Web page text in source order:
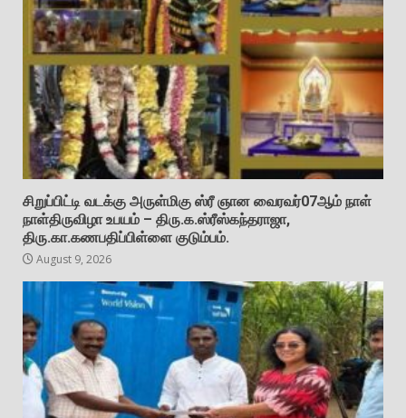
சிறுப்பிட்டி வடக்கு அருள்மிகு ஸ்ரீ ஞான வைரவர்07ஆம் நாள்
நாள்திருவிழா உபயம் – திரு.க.ஸ்ரீஸ்கந்தராஜா,
திரு.கா.கணபதிப்பிள்ளை குடும்பம்.
August 9, 2026